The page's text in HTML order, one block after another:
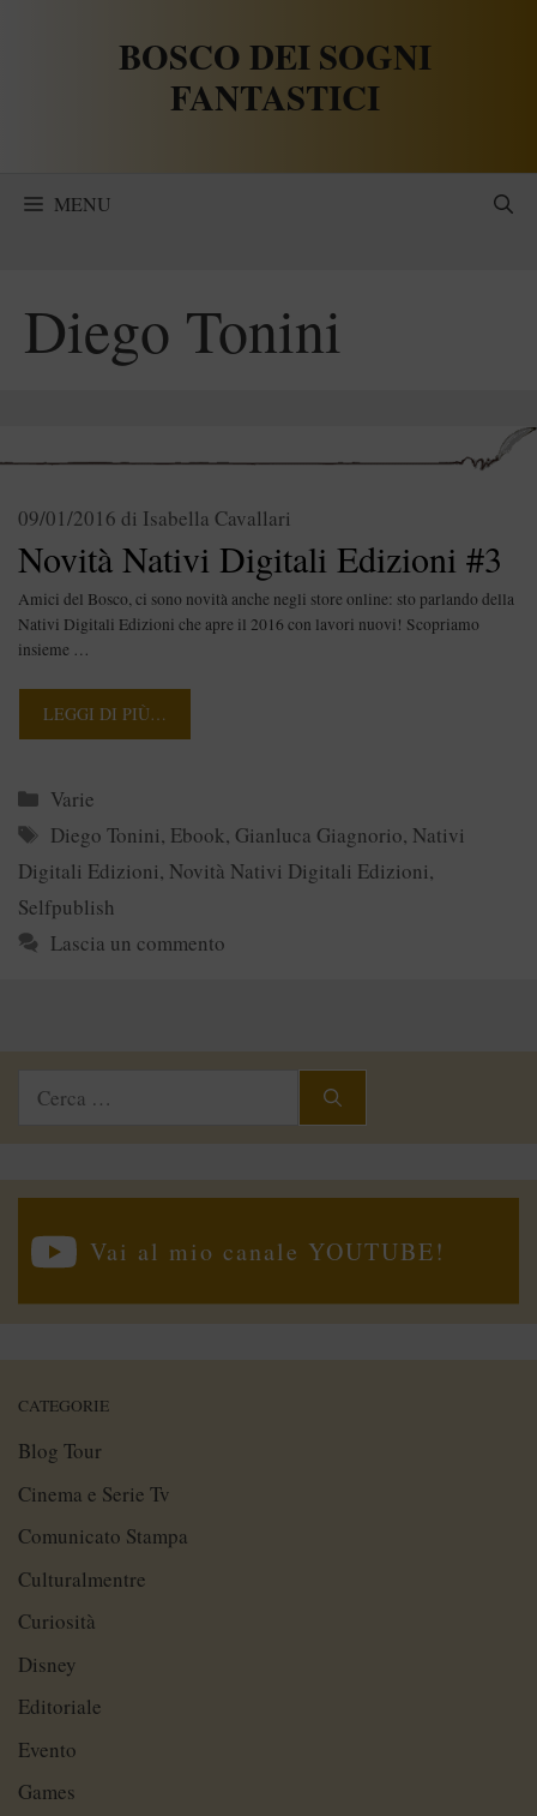
BOSCO DEI SOGNI
FANTASTICI
MENU
Diego Tonini
Novità Nativi Digitali Edizioni #3
09/01/2016 di Isabella Cavallari
Amici del Bosco, ci sono novità anche negli store online: sto parlando della
Nativi Digitali Edizioni che apre il 2016 con lavori nuovi! Scopriamo
insieme …
LEGGI DI PIÙ…
Categorie
Varie
Tag
Diego Tonini, Ebook, Gianluca Giagnorio, Nativi
Digitali Edizioni, Novità Nativi Digitali Edizioni,
Selfpublish
Lascia un commento
Ricerca
Vai al mio canale YOUTUBE!
CATEGORIE
Blog Tour
Cinema e Serie Tv
Comunicato Stampa
Culturalmentre
Curiosità
Disney
Editoriale
Evento
Games